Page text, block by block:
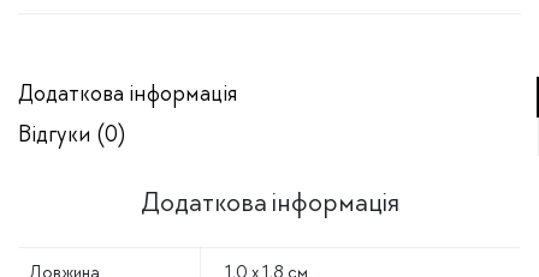
Додаткова інформація
Відгуки (0)
Додаткова інформація
Довжина 1,0 x 1,8 см